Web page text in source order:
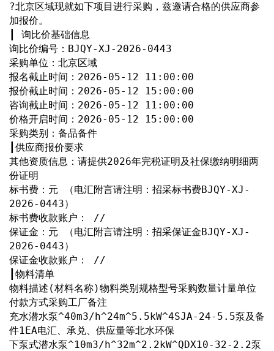
?北京区域现就如下项目进行采购，兹邀请合格的供应商参
加报价。
┃ 询比价基础信息
询比价编号：BJQY-XJ-2026-0443
采购单位：北京区域
报名截止时间：2026-05-12 11:00:00
报价截止时间：2026-05-12 15:00:00
咨询截止时间：2026-05-12 11:00:00
价格开启时间：2026-05-12 15:00:00
采购类别：备品备件
┃供应商报价要求
其他资质信息：请提供2026年完税证明及社保缴纳明细两
份证明
标书费：元 （电汇附言请注明：招采标书费BJQY-XJ-
2026-0443）
标书费收款账户： //
保证金：元 （电汇附言请注明：招采保证金BJQY-XJ-
2026-0443）
保证金收款账户： //
┃物料清单
物料描述(材料名称)物料类别规格型号采购数量计量单位
付款方式采购工厂备注
充水潜水泵^40m3/h^24m^5.5kW^4SJA-24-5.5泵及备
件1EA电汇、承兑、供应量等北水环保
下泵式潜水泵^10m3/h^32m^2.2kW^QDX10-32-2.2泵